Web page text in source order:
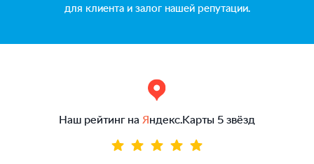
для клиента и залог нашей репутации.
Наш рейтинг на Яндекс.Карты 5 звёзд